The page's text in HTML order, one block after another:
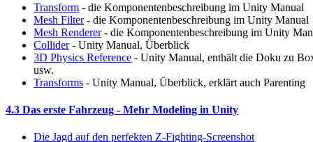
Transform - die Komponentenbeschreibung im Unity Manual
Mesh Filter- die Komponentenbeschreibung im Unity Manual
Mesh Renderer- die Komponentenbeschreibung im Unity
Collider- Unity Manual, Überblick
3D Physics Reference - Unity Manual, enthält die Doku zu
usw.
Transforms - Unity Manual, Überblick, erklärt auch Parenting
4.3 Das erste Fahrzeug - Mehr Modeling in Unity
Die Jagd auf den perfekten Z-Fighting-Screenshot